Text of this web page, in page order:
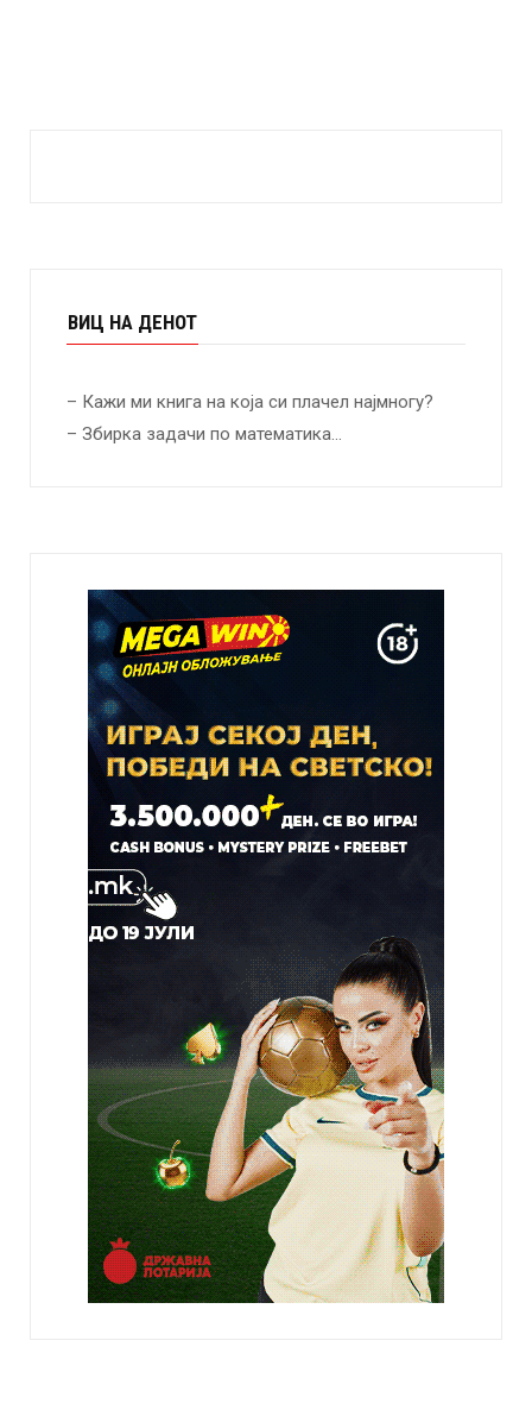
ВИЦ НА ДЕНОТ
– Кажи ми книга на која си плачел најмногу?
– Збирка задачи по математика…